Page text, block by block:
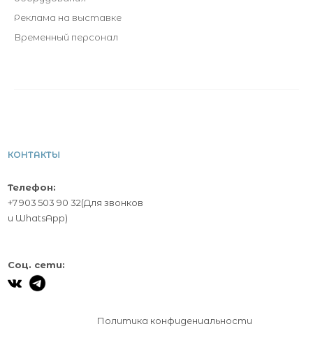
Реклама на выставке
Временный персонал
КОНТАКТЫ
Телефон:
+7 903 503 90 32(Для звонков
и WhatsApp)
Соц. сети:
Политика конфидениальности